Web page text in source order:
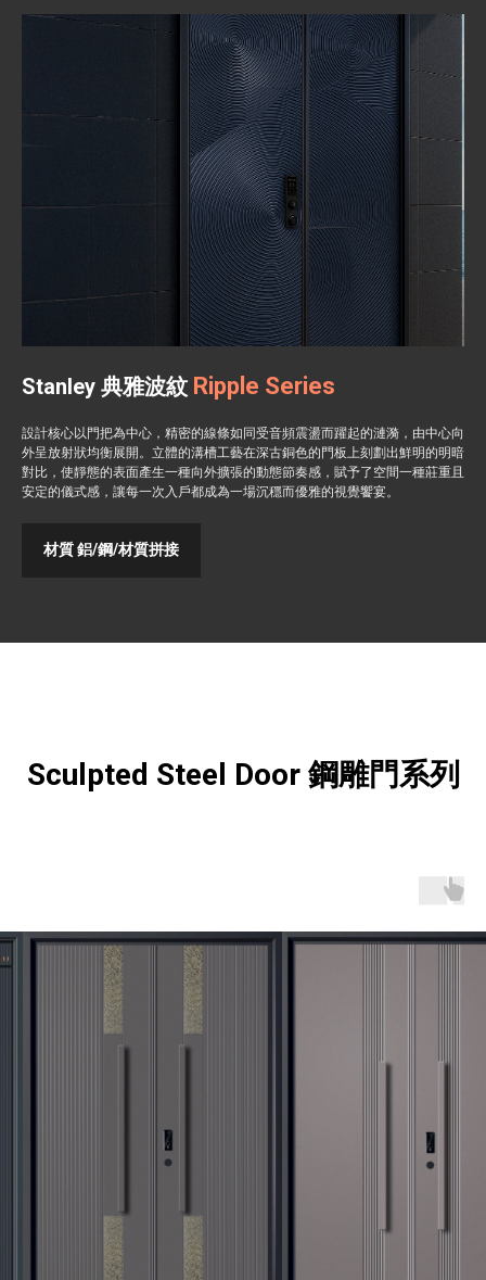
Stanley 典雅波紋 Ripple Series
設計核心以門把為中心，精密的線條如同受音頻震盪而躍起的漣漪，由中心向
外呈放射狀均衡展開。立體的溝槽工藝在深古銅色的門板上刻劃出鮮明的明暗
對比，使靜態的表面產生一種向外擴張的動態節奏感，賦予了空間一種莊重且
安定的儀式感，讓每一次入戶都成為一場沉穩而優雅的視覺饗宴。
材質 鋁/鋼/材質拼接
Sculpted Steel Door 鋼雕門系列